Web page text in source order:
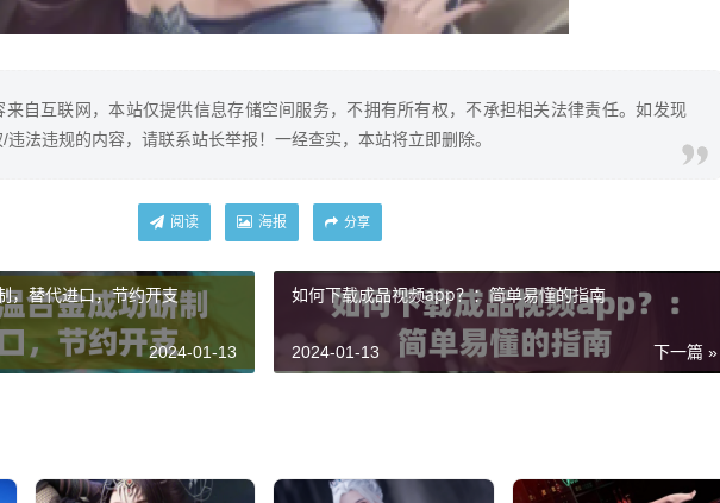
来自互联网，本站仅提供信息存储空间服务，不拥有所有权，不承担相关法律责任。如发现
法违规的内容，请联系站长举报！一经查实，本站将立即删除。
阅读 海报 分享
，替代进口，节约开支
2024-01-13
如何下载成品视频app？：简单易懂的指南
下一篇 »
2024-01-13